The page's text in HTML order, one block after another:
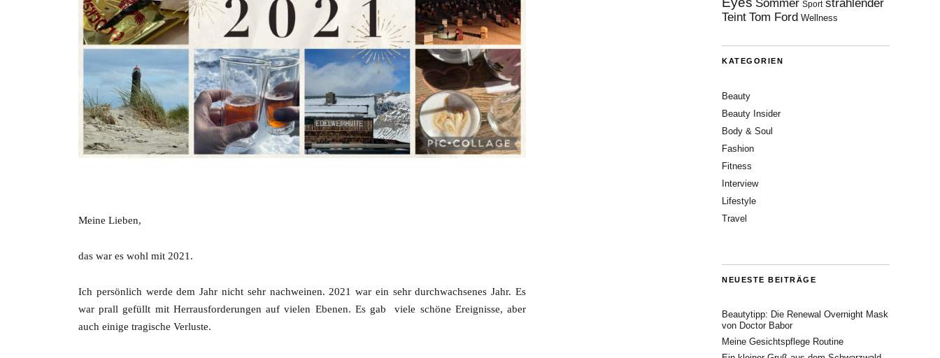
Meine Lieben,
das war es wohl mit 2021.
Ich persönlich werde dem Jahr nicht sehr nachweinen. 2021 war ein sehr durchwachsenes Jahr. Es
war prall gefüllt mit Herrausforderungen auf vielen Ebenen. Es gab viele schöne Ereignisse, aber
auch einige tragische Verluste.
Sommer Sport strahlender
Teint Tom Ford Wellness
KATEGORIEN
Beauty
Beauty Insider
Body & Soul
Fashion
Fitness
Interview
Lifestyle
Travel
NEUESTE BEITRÄGE
Beautytipp: Die Renewal Overnight Mask
von Doctor Babor
Meine Gesichtspflege Routine